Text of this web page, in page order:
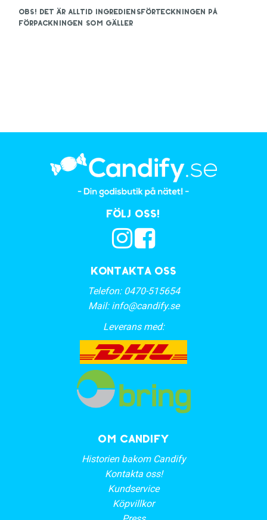
OBS! Det är alltid ingrediensförteckningen på
förpackningen som gäller
Kontakta oss
Telefon: 0470-515654
Mail: info@candify.se
Leverans med:
Följ oss!
OM CANDIFY
Historien bakom Candify
Kontakta oss!
Kundservice
Köpvillkor